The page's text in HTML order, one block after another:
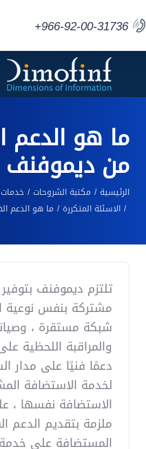
+966-92-00-31736
ما هو الدعم
من ديموفنف
الرئيسية مكتبة الشروحات
الاسئلة المتكررة
ما هو الدعم
تلتزم ديموفنف
مشتركة بنفس نوعية
شبكة مستقرة ،
والمراقبة اللحظية
دعمًا فنيًا على مدار
لخدمة الاستضافة
الاستضافة نفسها ،
ملزمة بتقديم الدعم
المستضافة على